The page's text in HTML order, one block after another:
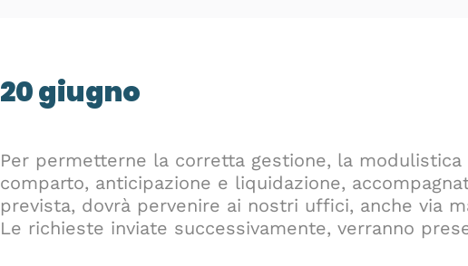
20 giugno
Per permetterne la corretta gestione, la
comparto, anticipazione e liquidazione,
prevista, dovrà pervenire ai nostri uffici, anche via
Le richieste inviate successivamente, verranno